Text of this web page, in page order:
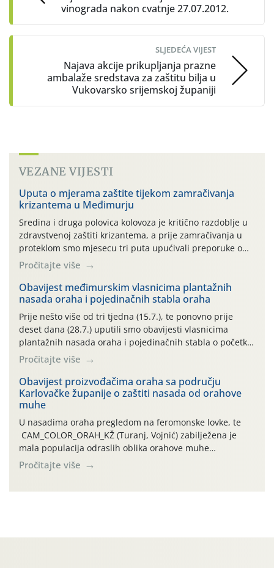
vinograda nakon cvatnje 27.07.2012.
SLJEDEĆA VIJEST
Najava akcije prikupljanja prazne
ambalaže sredstava za zaštitu bilja u
Vukovarsko srijemskoj županiji
VEZANE VIJESTI
Uputa o mjerama zaštite tijekom zamračivanja
krizantema u Međimurju
Sredina i druga polovica kolovoza je kritično razdoblje u
zdravstvenoj zaštiti krizantema, a prije zamračivanja u
proteklom smo mjesecu tri puta upućivali preporuke o
preventivnim mjerama zaštite krizantema od najčešćih
uzročnika bolesti, štetnika i fito-fagnih grinja (23.7., 14.7.,
06.7.)! Na početku ovog mjeseca je zabilježeno je
povijesno i ekstremno vruće meteorološko razdoblje, uz
najviše temperature […]
Pročitajte više
Obavijest međimurskim vlasnicima plantažnih
nasada oraha i pojedinačnih stabla oraha
Prije nešto više od tri tjedna (15.7.), te ponovno prije
deset dana (28.7.) uputili smo obavijesti vlasnicima
plantažnih nasada oraha i pojedinačnih stabla o početku
leta i ovogodišnjoj potrebi usmjerenog suzbijanja
orahove muhe (Rhagoletis completa)! Već dvanaest dana
traje drugi ovogodišnji “toplinski udar”, koji naročito
izražen zadnja šest dana (31.7.-05.8.), jer najviše
temperature zraka svakodnevno […]
Pročitajte više
Obavijest proizvođačima oraha sa području
Karlovačke županije o zaštiti nasada od orahove
muhe
U nasadima oraha pregledom na feromonske lovke, te
CAM_COLOR_ORAH_KŽ (Turanj, Vojnić) zabilježena je
mala populacija odraslih oblika orahove muhe
(Rhagoletis completa). Niska brojnost može se objasniti
činjenicom da je riječ o mladim nasadima s vrlo malim
Pročitajte više